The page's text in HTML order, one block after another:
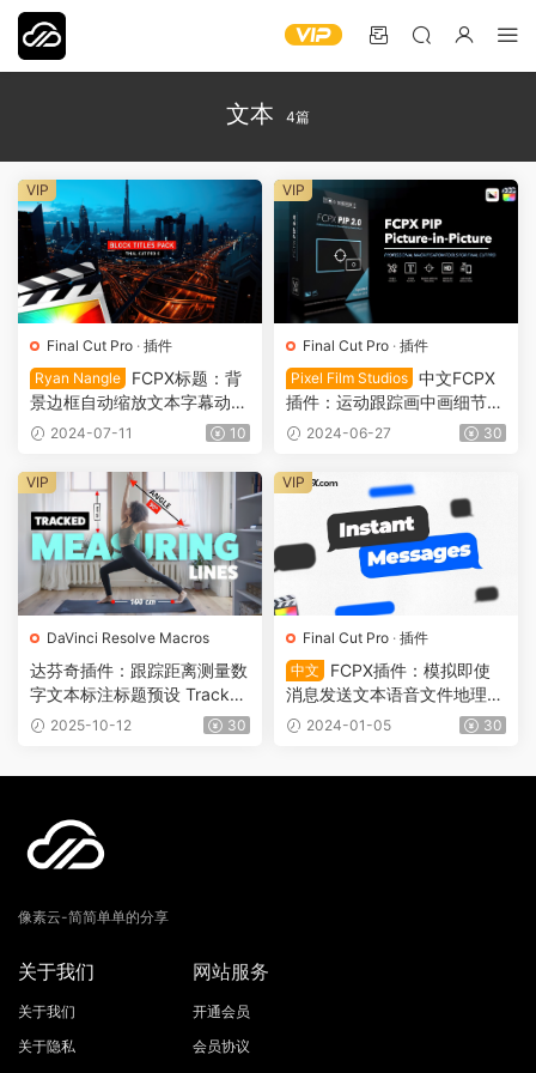
文本 4篇
Final Cut Pro · 插件
Ryan Nangle
FCPX标题：背
景边框自动缩放文本字幕动画
预设 简体中文 Block Titles V
2024-07-11 10
VIP
Final Cut Pro · 插件
Pixel Film Studios 中文FCPX
插件：运动跟踪画中画细节放
大特写添加文本标注工具 Pix
0 VFX0023
2024-06-27 30
VIP
DaVinci Resolve Macros
达芬奇插件：跟踪距离测量数
字文本标注标题预设 Tracked
Measuring 0753
2025-10-12 30
VIP
Final Cut Pro · 插件
中文
FCPX插件：模拟即使
消息发送文本语音文件地理位
置对话框 Instant Messages
2024-01-05 30
VIP
像素云-简简单单的分享
关于我们
关于我们
关于隐私
网站服务
开通会员
会员协议